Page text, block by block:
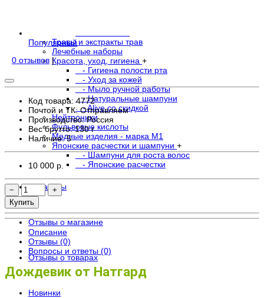
Травы и экстракты трав
Лечебные наборы
Красота, уход, гигиена +
- Гигиена полости рта
- Уход за кожей
- Мыло ручной работы
- Натуральные шампуни
- Alive со скидкой
Нейтроники
Фульвовые кислоты
Медные изделия - марка М1
Японские расчестки и шампуни +
- Шампуни для роста волос
- Японские расчестки
Магазины
Отзывы о магазине
Отзывы о товарах
Новинки
Популярный
0 отзывов |
Код товара: 4772
Почтой и ТК: Отправляем
Производство: Россия
Вес брутто: 130 г
Наличие:5
10 000 р.
−
+
Купить
Описание
Отзывы (0)
Вопросы и ответы (0)
Дождевик от Натгард